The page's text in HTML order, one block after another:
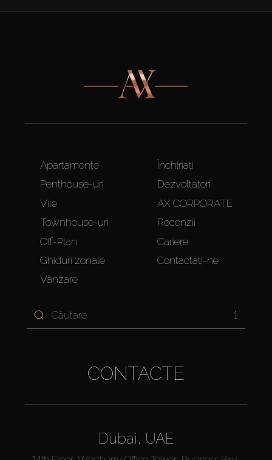
Apartamente
Penthouse-uri
Vile
Townhouse-uri
Off-Plan
Ghiduri zonale
Vânzare
Închiriați
Dezvoltatori
AX CORPORATE
Recenzii
Cariere
Contactați-ne
1
CONTACTE
Dubai, UAE